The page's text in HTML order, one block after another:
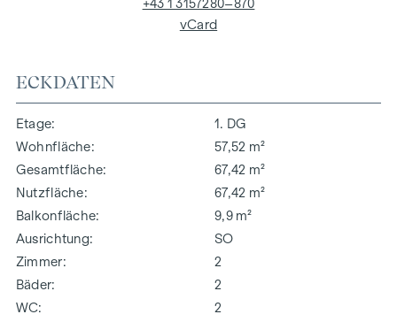
ECKDATEN
Etage
1. DG
Wohnfläche
57,52 m²
Gesamtfläche
67,42 m²
Nutzfläche
67,42 m²
Balkonfläche
9,9 m²
Ausrichtung
SO
Zimmer
2
Bäder
2
WC
2
+43 1 3157280–870
vCard